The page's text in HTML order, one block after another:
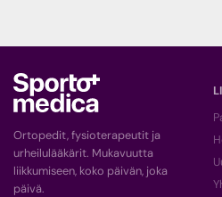
Ortopedit, fysioterapeutit ja
urheilulääkärit. Mukavuutta
liikkumiseen, koko päivän, joka
päivä.